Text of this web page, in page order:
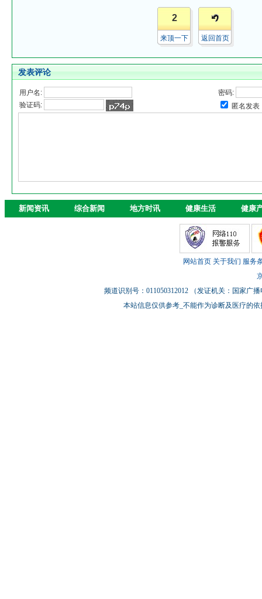
2
来顶一下 返回首页
发表评论
用户名:
密码:
验证码:
匿名发表
新闻资讯 综合新闻 地方时讯 健康生活 健康
网站首页 关于我们 服务
频道识别号：011050312012 （发证机关：国家广
本站信息仅供参考_不能作为诊断及医疗的